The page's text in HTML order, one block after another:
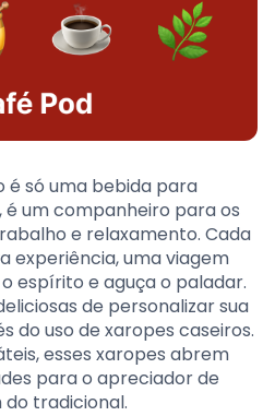
é só uma bebida para
um companheiro para os
e relaxamento. Cada
experiência, uma viagem
espírito e aguça o paladar.
de personalizar sua
do uso de xaropes caseiros.
esses xaropes abrem
para o apreciador de
do tradicional.